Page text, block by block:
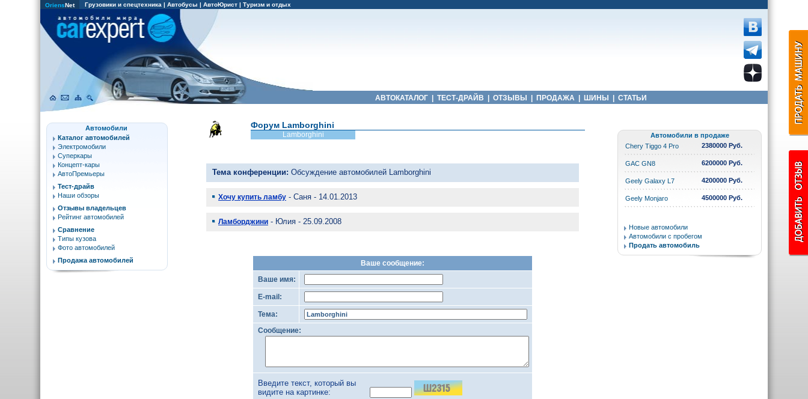
OriensNet Грузовики и спецтехника | Автобусы | АвтоЮрист | Туризм и отдых
АВТОКАТАЛОГ ТЕСТ-ДРАЙВ ОТЗЫВЫ ПРОДАЖА ШИНЫ СТАТЬИ
Автомобили
Каталог автомобилей
Электромобили
Суперкары
Концепт-кары
АвтоПремьеры
Тест-драйв
Наши обзоры
Отзывы владельцев
Рейтинг автомобилей
Сравнение
Типы кузова
Фото автомобилей
Продажа автомобилей
Форум Lamborghini
Lamborghini
Тема конференции: Обсуждение автомобилей Lamborghini
Хочу купить ламбу - Саня - 14.01.2013
Ламборджини - Юлия - 25.09.2008
Ваше сообщение:
Ваше имя:
E-mail:
Тема:
Сообщение:
Введите текст, который вы
видите на картинке:
Автомобили в продаже
Chery Tiggo 4 Pro
2380000 Руб.
GAC GN8 6200000 Руб.
Geely Galaxy L7 4200000 Руб.
Geely Monjaro 4500000 Руб.
Новые автомобили
Автомобили с пробегом
Продать автомобиль